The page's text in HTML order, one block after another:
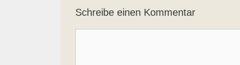
Schreibe einen Kommentar